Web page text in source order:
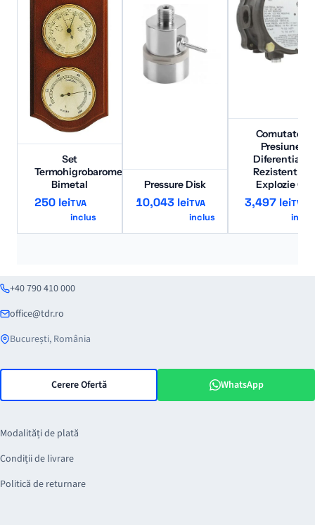
Set
Termohigrobarometru
Bimetal
250 leiTVA
inclus
Pressure Disk
10,043 leiTVA
inclus
Comutator
Presiune
Diferentiala
Rezistent la
Explozie G
3,497 leiTVA
+40 790 410 000
office@tdr.ro
București, România
Cerere Ofertă WhatsApp
Modalități de plată
Condiții de livrare
Politică de returnare